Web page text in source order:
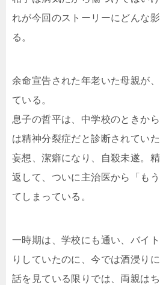
れが今回のストーリーにどんな
る。
余命宣告された年老いた母親が
ている。
息子の哲平は、中学校のときか
は精神分裂症だと診断されていた
妄想、潔癖になり、自殺未遂。
返して、ついに主治医から「も
てしまっている。
一時期は、学校にも通い、バイ
りしていたのに、今では酒浸りに
話を見ている限りでは、両親は